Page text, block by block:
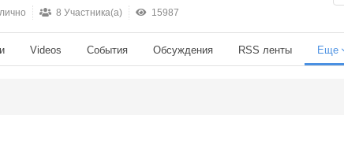
8 Участника(а) 15987
Videos События Обсуждения RSS ленты Еще